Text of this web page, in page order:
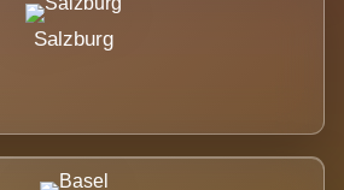
Salzburg